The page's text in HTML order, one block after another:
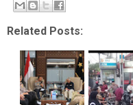
Related Posts: